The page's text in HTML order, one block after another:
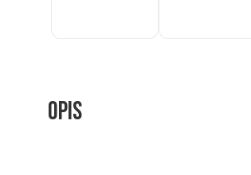
Opis